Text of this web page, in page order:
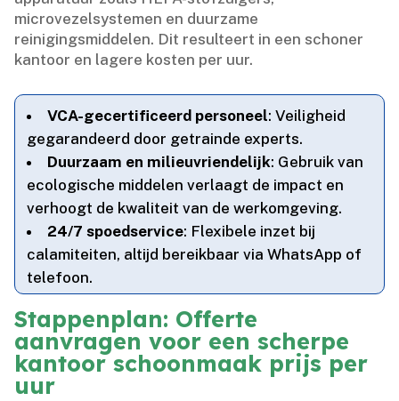
microvezelsystemen en duurzame
reinigingsmiddelen.​ Dit resulteert in een schoner
kantoor en lagere kosten per uur.​
VCA-gecertificeerd personeel: Veiligheid
gegarandeerd door getrainde experts.​
Duurzaam en milieuvriendelijk: Gebruik van
ecologische middelen verlaagt de impact en
verhoogt de kwaliteit van de werkomgeving.​
24/7 spoedservice: Flexibele inzet bij
calamiteiten, altijd bereikbaar via WhatsApp of
telefoon.​
Stappenplan: Offerte
aanvragen voor een scherpe
kantoor schoonmaak prijs per
uur